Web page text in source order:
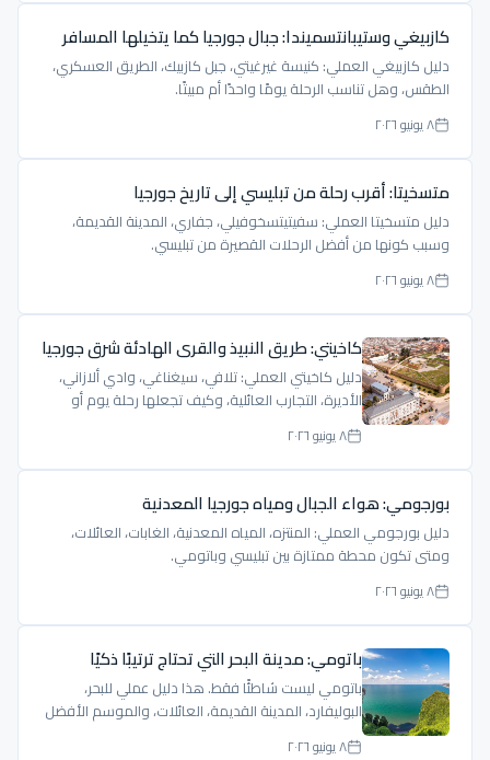
كازبيغي وستيبانتسميندا: جبال جورجيا كما يتخيلها المسافر
دليل كازبيغي العملي: كنيسة غيرغيتي، جبل كازبيك، الطريق العسكري،
الطقس، وهل تناسب الرحلة يومًا واحدًا أم مبيتًا.
٨ يونيو ٢٠٢٦
متسخيتا: أقرب رحلة من تبليسي إلى تاريخ جورجيا
دليل متسخيتا العملي: سفيتيتسخوفيلي، جفاري، المدينة القديمة،
وسبب كونها من أفضل الرحلات القصيرة من تبليسي.
٨ يونيو ٢٠٢٦
كاخيتي: طريق النبيذ والقرى الهادئة شرق جورجيا
دليل كاخيتي العملي: تلافي، سيغناغي، وادي ألازاني،
الأديرة، التجارب العائلية، وكيف تجعلها رحلة يوم أو
ليلتين.
٨ يونيو ٢٠٢٦
بورجومي: هواء الجبال ومياه جورجيا المعدنية
دليل بورجومي العملي: المنتزه، المياه المعدنية، الغابات، العائلات،
ومتى تكون محطة ممتازة بين تبليسي وباتومي.
٨ يونيو ٢٠٢٦
باتومي: مدينة البحر التي تحتاج ترتيبًا ذكيًا
باتومي ليست شاطئًا فقط. هذا دليل عملي للبحر،
البوليفارد، المدينة القديمة، العائلات، والموسم الأفضل
لزيارة باتومي.
٨ يونيو ٢٠٢٦